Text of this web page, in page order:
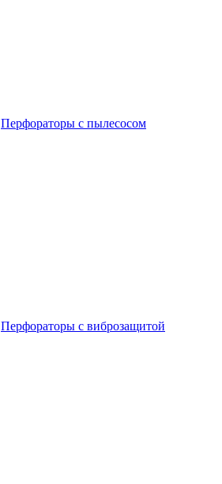
Перфораторы с пылесосом
Перфораторы с виброзащитой